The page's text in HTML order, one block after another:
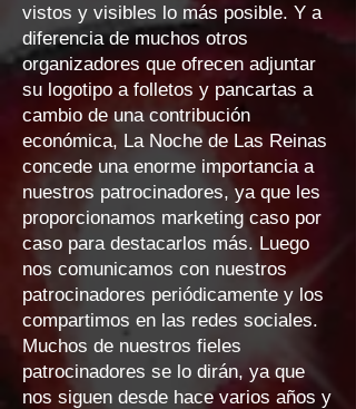
vistos y visibles lo más posible. Y a
diferencia de muchos otros
organizadores que ofrecen adjuntar
su logotipo a folletos y pancartas a
cambio de una contribución
económica, La Noche de Las Reinas
concede una enorme importancia a
nuestros patrocinadores, ya que les
proporcionamos marketing caso por
caso para destacarlos más. Luego
nos comunicamos con nuestros
patrocinadores periódicamente y los
compartimos en las redes sociales.
Muchos de nuestros fieles
patrocinadores se lo dirán, ya que
nos siguen desde hace varios años y